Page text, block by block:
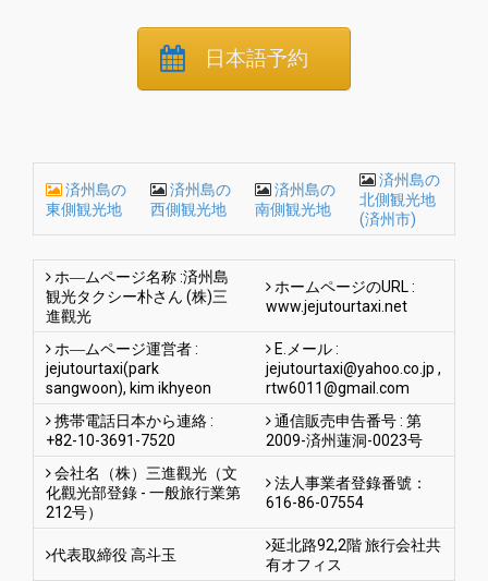
日本語予約
済州島の
東側観光地
済州島の
西側観光地
済州島の
南側観光地
済州島の
北側観光地
(済州市)
ホ―ムページ名称 :済州島
観光タクシー朴さん (株)三
進觀光
ホームページのURL :
www.jejutourtaxi.net
ホ―ムページ運営者 :
jejutourtaxi(park
sangwoon), kim ikhyeon
E.メール :
jejutourtaxi@yahoo.co.jp ,
rtw6011@gmail.com
携帯電話日本から連絡 :
+82-10-3691-7520
通信販売申告番号 : 第
2009-済州蓮洞-0023号
会社名（株）三進觀光（文
化觀光部登錄 - 一般旅行業第
212号）
法人事業者登錄番號：
616-86-07554
代表取締役 高斗玉
延北路92,2階 旅行会社共
有オフィス